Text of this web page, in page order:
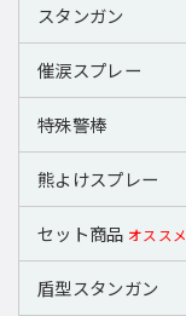
スタンガン
催涙スプレー
特殊警棒
熊よけスプレー
セット商品 オススメ
盾型スタンガン